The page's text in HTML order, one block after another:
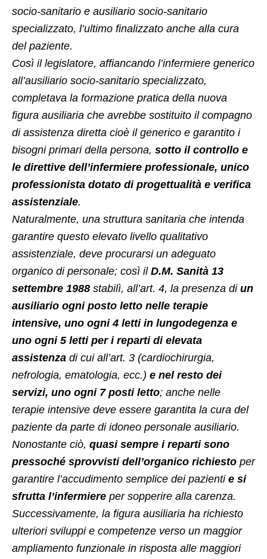
socio-sanitario e ausiliario socio-sanitario
specializzato, l’ultimo finalizzato anche alla cura
del paziente.
Così il legislatore, affiancando l’infermiere generico
all’ausiliario socio-sanitario specializzato,
completava la formazione pratica della nuova
figura ausiliaria che avrebbe sostituito il compagno
di assistenza diretta cioè il generico e garantito i
bisogni primari della persona, sotto il controllo e
le direttive dell’infermiere professionale, unico
professionista dotato di progettualità e verifica
assistenziale.
Naturalmente, una struttura sanitaria che intenda
garantire questo elevato livello qualitativo
assistenziale, deve procurarsi un adeguato
organico di personale; così il D.M. Sanità 13
settembre 1988 stabilì, all’art. 4, la presenza di un
ausiliario ogni posto letto nelle terapie
intensive, uno ogni 4 letti in lungodegenza e
uno ogni 5 letti per i reparti di elevata
assistenza di cui all’art. 3 (cardiochirurgia,
nefrologia, ematologia, ecc.) e nel resto dei
servizi, uno ogni 7 posti letto; anche nelle
terapie intensive deve essere garantita la cura del
paziente da parte di idoneo personale ausiliario.
Nonostante ciò, quasi sempre i reparti sono
pressoché sprovvisti dell’organico richiesto per
garantire l’accudimento semplice dei pazienti e si
sfrutta l’infermiere per sopperire alla carenza.
Successivamente, la figura ausiliaria ha richiesto
ulteriori sviluppi e competenze verso un maggior
ampliamento funzionale in risposta alle maggiori